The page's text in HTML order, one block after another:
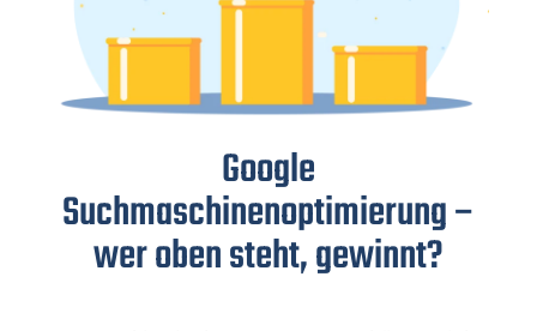
Google
Suchmaschinenoptimierung –
wer oben steht, gewinnt?